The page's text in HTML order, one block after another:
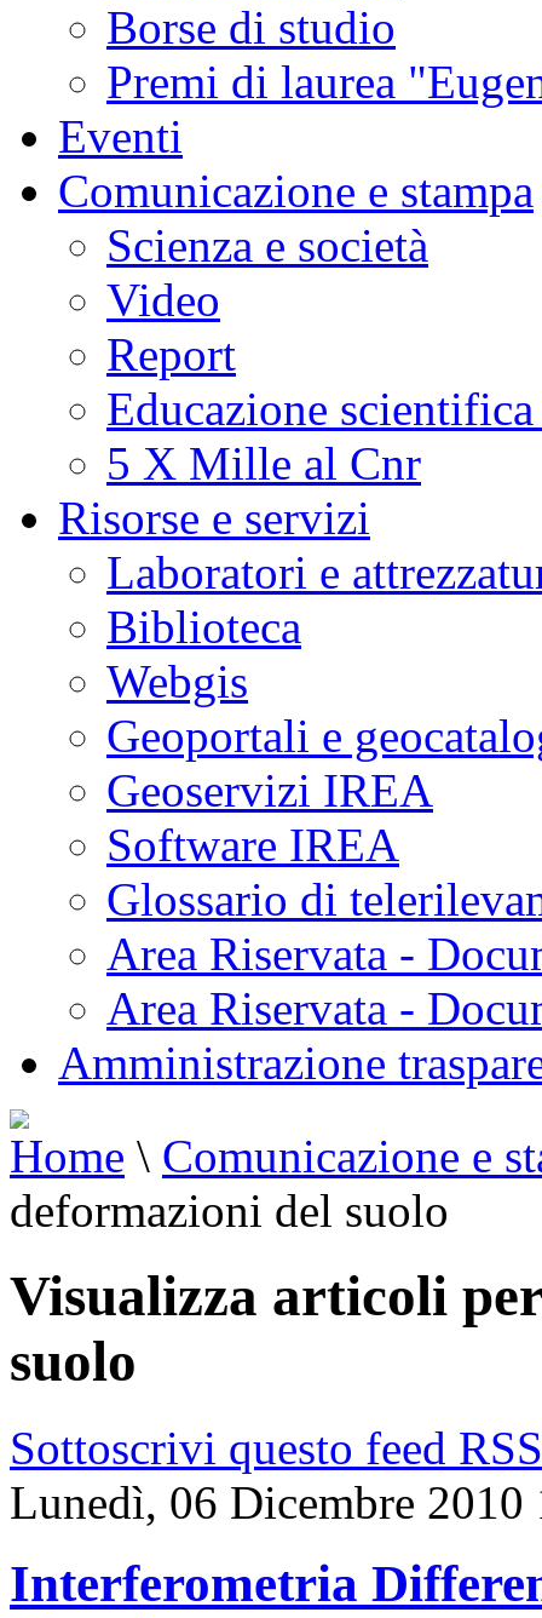
Borse di studio
Premi di laurea
Eventi
Comunicazione e stampa
Scienza e società
Video
Report
Educazione
5 X Mille al Cnr
Risorse e servizi
Laboratori e
Biblioteca
Webgis
Geoportali e
Geoservizi IREA
Software IREA
Glossario di
Area Riservata -
Area Riservata -
Amministrazione
Home \ Comunicazione e
deformazioni del suolo
Visualizza articoli
suolo
Sottoscrivi questo feed RSS
Lunedì, 06 Dicembre 2010
Interferometria